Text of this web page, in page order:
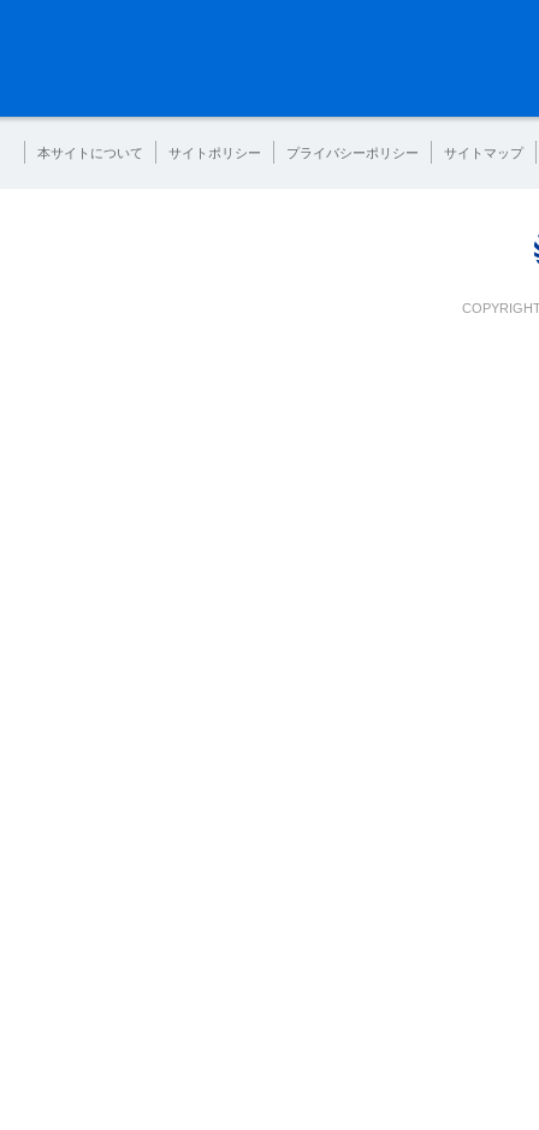
本サイトについて サイトポリシー プライバシーポリシー サイトマップ